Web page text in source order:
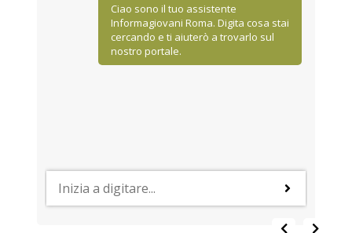
Ciao sono il tuo assistente
Informagiovani Roma. Digita cosa stai
cercando e ti aiuterò a trovarlo sul
nostro portale.